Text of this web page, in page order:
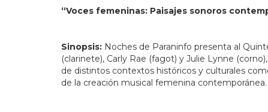
“Voces femeninas: Paisajes sonoros
Sinopsis: Noches de Paraninfo presenta al
(clarinete), Carly Rae (fagot) y Julie Lynne
de distintos contextos históricos y culturales
de la creación musical femenina contemporánea.